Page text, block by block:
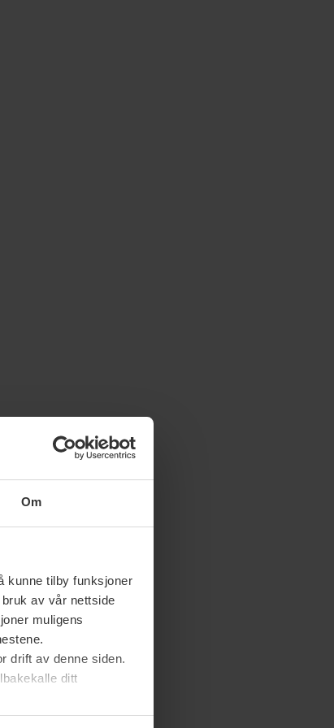
Om
kunne tilby funksjoner
av vår nettside
muligens
drift av denne siden.
ditt